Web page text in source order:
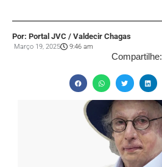
Por: Portal JVC / Valdecir Chagas
Março 19, 2025 9:46 am
Compartilhe: